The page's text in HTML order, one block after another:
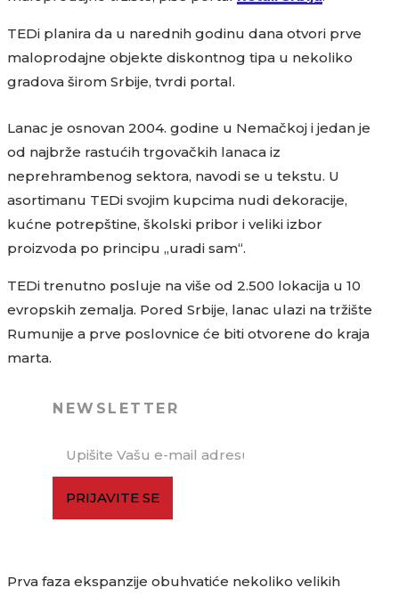
TEDi planira da u narednih godinu dana otvori prve
maloprodajne objekte diskontnog tipa u nekoliko
gradova širom Srbije, tvrdi portal.
Lanac je osnovan 2004. godine u Nemačkoj i jedan je
od najbrže rastućih trgovačkih lanaca iz
neprehrambenog sektora, navodi se u tekstu. U
asortimanu TEDi svojim kupcima nudi dekoracije,
kućne potrepštine, školski pribor i veliki izbor
proizvoda po principu „uradi sam“.
TEDi trenutno posluje na više od 2.500 lokacija u 10
evropskih zemalja. Pored Srbije, lanac ulazi na tržište
Rumunije a prve poslovnice će biti otvorene do kraja
marta.
NEWSLETTER
PRIJAVITE SE
Prva faza ekspanzije obuhvatiće nekoliko velikih